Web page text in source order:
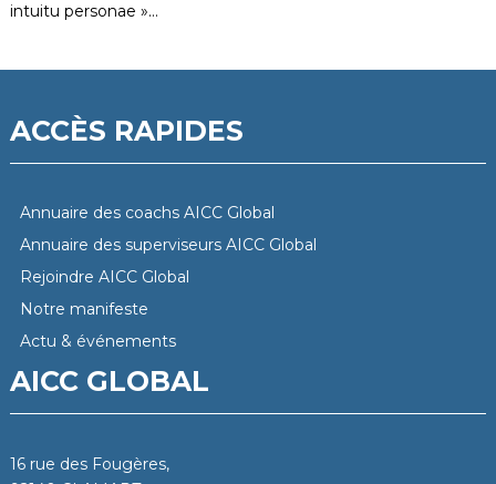
intuitu personae »…
ACCÈS RAPIDES
Annuaire des coachs AICC Global
Annuaire des superviseurs AICC Global
Rejoindre AICC Global
Notre manifeste
Actu & événements
AICC GLOBAL
16 rue des Fougères,